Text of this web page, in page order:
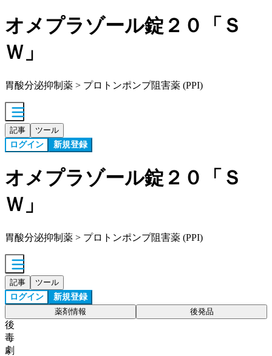
オメプラゾール錠２０「Ｓ
Ｗ」
胃酸分泌抑制薬 > プロトンポンプ阻害薬 (PPI)
記事 ツール
ログイン 新規登録
オメプラゾール錠２０「Ｓ
Ｗ」
胃酸分泌抑制薬 > プロトンポンプ阻害薬 (PPI)
記事 ツール
ログイン 新規登録
薬剤情報 後発品
後
毒
劇